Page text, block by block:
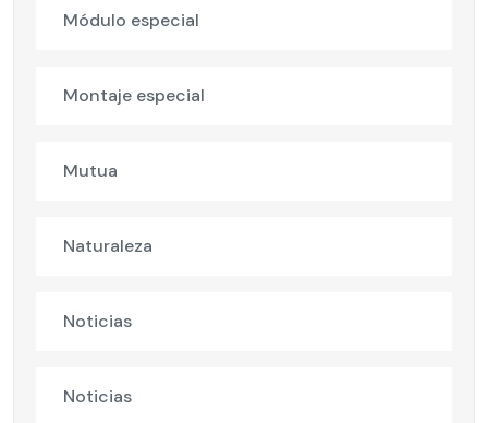
Módulo especial
Montaje especial
Mutua
Naturaleza
Noticias
Noticias